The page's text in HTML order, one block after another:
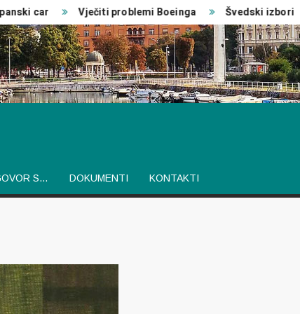
car Vječiti problemi Boeinga Švedski izbori
S… DOKUMENTI KONTAKTI